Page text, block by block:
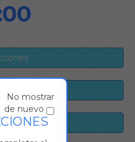
No mostrar
de nuevo